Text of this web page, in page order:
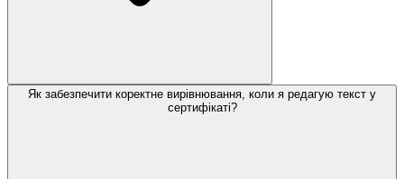
Як забезпечити коректне вирівнювання, коли я редагую текст у
сертифікаті?